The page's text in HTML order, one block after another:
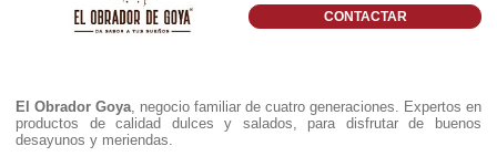
CONTACTAR
El Obrador Goya , negocio familiar de cuatro generaciones. Expertos en
productos de calidad dulces y salados, para disfrutar de buenos
desayunos y meriendas.